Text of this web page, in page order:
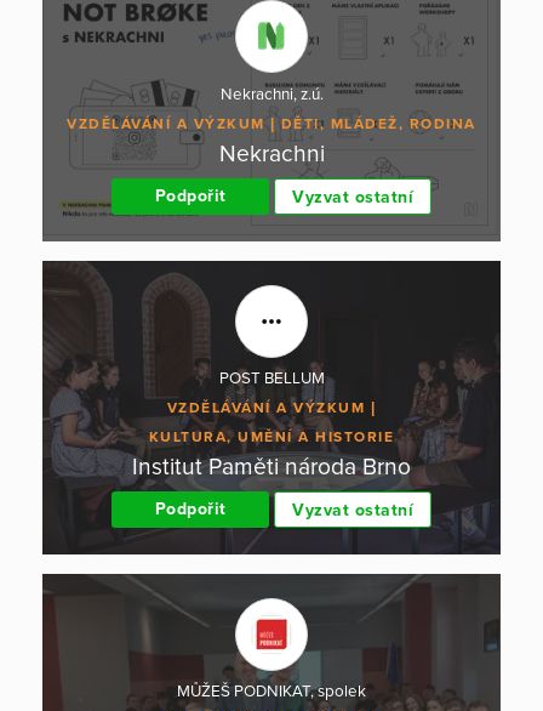
Nekrachni, z.ú.
VZDĚLÁVÁNÍ A VÝZKUM DĚTI, MLÁDEŽ, RODINA
Nekrachni
Podpořit Vyzvat ostatní
POST BELLUM
VZDĚLÁVÁNÍ A VÝZKUM
KULTURA, UMĚNÍ A HISTORIE
Institut Paměti národa Brno
Podpořit Vyzvat ostatní
MŮŽEŠ PODNIKAT, spolek